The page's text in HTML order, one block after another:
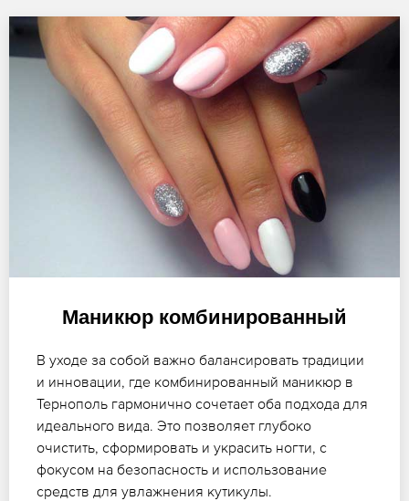
Маникюр комбинированный
В уходе за собой важно балансировать традиции
и инновации, где комбинированный маникюр в
Тернополь гармонично сочетает оба подхода для
идеального вида. Это позволяет глубоко
очистить, сформировать и украсить ногти, с
фокусом на безопасность и использование
средств для увлажнения кутикулы.